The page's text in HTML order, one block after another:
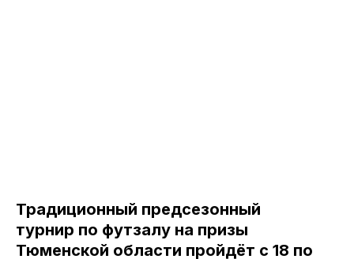
Традиционный предсезонный
турнир по футзалу на призы
Тюменской области пройдёт с 18 по